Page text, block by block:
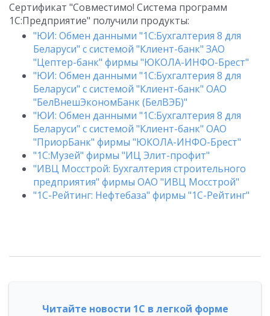
Сертификат "Совместимо! Система программ
1С:Предприятие" получили продукты:
"ЮИ: Обмен данными "1С:Бухгалтерия 8 для
Беларуси" с системой "Клиент-банк" ЗАО
"Цептер-банк" фирмы "ЮКОЛА-ИНФО-Брест"
"ЮИ: Обмен данными "1С:Бухгалтерия 8 для
Беларуси" с системой "Клиент-банк" ОАО
"БелВнешЭкономБанк (БелВЭБ)"
"ЮИ: Обмен данными "1С:Бухгалтерия 8 для
Беларуси" с системой "Клиент-банк" ОАО
"ПриорБанк" фирмы "ЮКОЛА-ИНФО-Брест"
"1С:Музей" фирмы "ИЦ Элит-профит"
"ИВЦ Мосстрой: Бухгалтерия строительного
предприятия" фирмы ОАО "ИВЦ Мосстрой"
"1С-Рейтинг: Нефтебаза" фирмы "1С-Рейтинг"
Читайте новости 1С в легкой форме